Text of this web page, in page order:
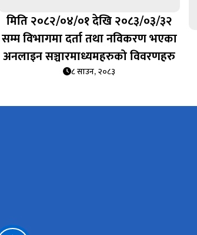
मिति २०८२/०४/०१ देखि २०८३/०३/३२
सम्म विभागमा दर्ता तथा नविकरण भएका
अनलाइन सञ्चारमाध्यमहरुको विवरणहरु
८ साउन, २०८३